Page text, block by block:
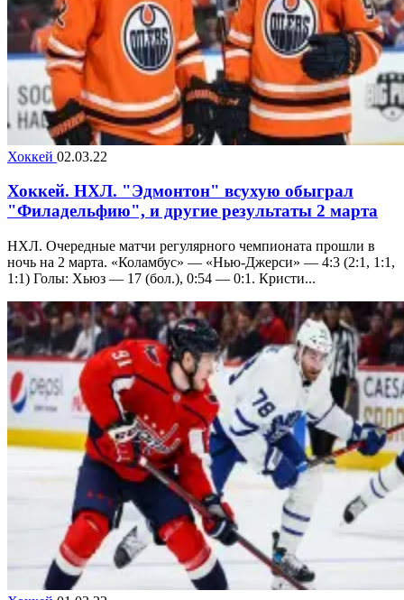
Хоккей 02.03.22
Хоккей. НХЛ. "Эдмонтон" всухую обыграл
"Филадельфию", и другие результаты 2 марта
НХЛ. Очередные матчи регулярного чемпионата прошли в
ночь на 2 марта. «Коламбус» — «Нью-Джерси» — 4:3 (2:1, 1:1,
1:1) Голы: Хьюз — 17 (бол.), 0:54 — 0:1. Кристи...